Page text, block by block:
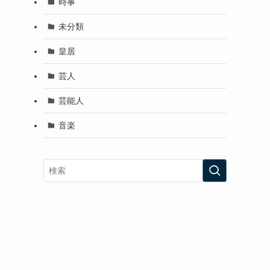
未分類
皇居
芸人
芸能人
音楽